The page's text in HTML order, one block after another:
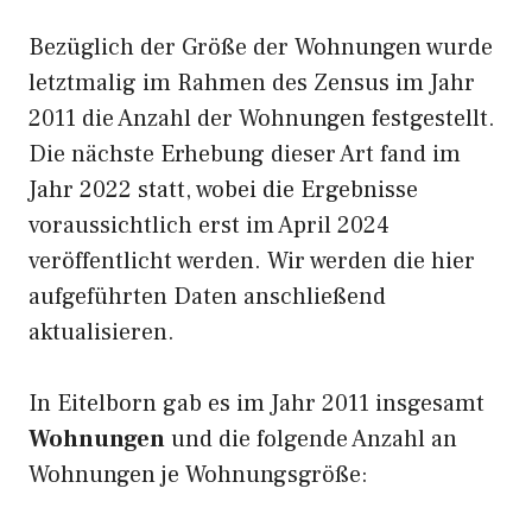
Bezüglich der Größe der Wohnungen wurde
letztmalig im Rahmen des Zensus im Jahr
2011 die Anzahl der Wohnungen festgestellt.
Die nächste Erhebung dieser Art fand im
Jahr 2022 statt, wobei die Ergebnisse
voraussichtlich erst im April 2024
veröffentlicht werden. Wir werden die hier
aufgeführten Daten anschließend
aktualisieren.
In Eitelborn gab es im Jahr 2011 insgesamt
Wohnungenund die folgende Anzahl an
Wohnungen je Wohnungsgröße: